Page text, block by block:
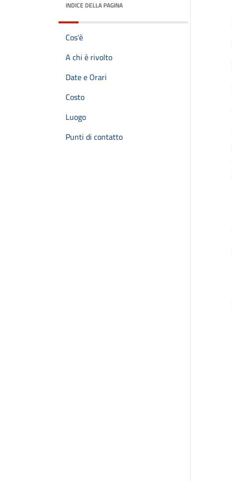
INDICE DELLA PAGINA
Cos'è
A chi è rivolto
Date e Orari
Costo
Luogo
Punti di contatto